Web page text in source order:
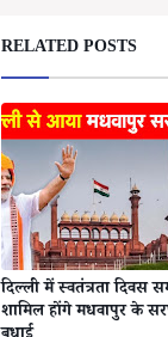
RELATED POSTS
दिल्ली में स्वतंत्रता दिवस
शामिल होंगे मधवापुर के